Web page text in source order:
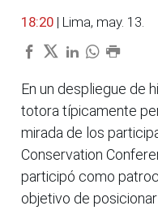
18:20 | Lima, may. 13.
En un despliegue de
totora típicamente
mirada de los
Conservation
participó como
objetivo de